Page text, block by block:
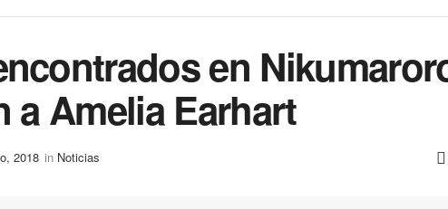
en
a Amelia Earhart
2018 in Noticias